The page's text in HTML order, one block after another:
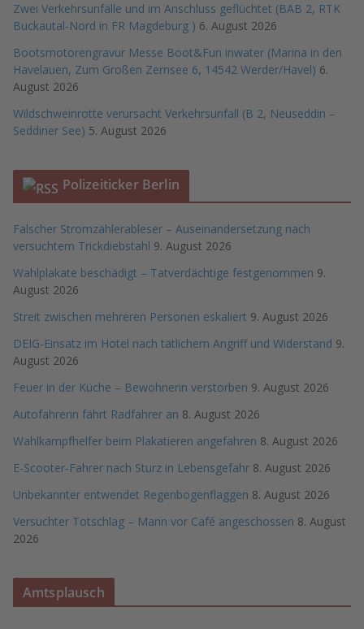
Zwei Verkehrsunfälle und im Anschluss geflüchtet (BAB 2, RTK
Buckautal-Nord in FR Magdeburg ) 6. August 2026
Bootsmotorengravur Messe Boot&Fun inwater (Marina in den
Havelauen, Zum Großen Zernsee 6, 14542 Werder/Havel) 6.
August 2026
Wildschweinrotte verursacht Verkehrsunfall (B 2, Neuseddin –
Seddiner See) 5. August 2026
Polizeiticker Berlin
Falscher Stromzählerableser – Auseinandersetzung nach
versuchtem Trickdiebstahl 9. August 2026
Wahlplakate beschädigt – Tatverdächtige festgenommen 9.
August 2026
Streit zwischen mehreren Personen eskaliert 9. August 2026
DEIG-Einsatz im Hotel nach tätlichem Angriff und Widerstand 9.
August 2026
Feuer in der Küche – Bewohnerin verstorben 9. August 2026
Autofahrerin fährt Radfahrer an 8. August 2026
Wahlkampfhelfer beim Plakatieren angefahren 8. August 2026
E-Scooter-Fahrer nach Sturz in Lebensgefahr 8. August 2026
Unbekannter entwendet Regenbogenflaggen 8. August 2026
Versuchter Totschlag – Mann vor Café angeschossen 8. August
2026
Amtsplausch